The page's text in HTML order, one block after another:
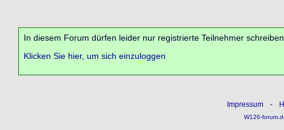
In diesem Forum dürfen leider nur registrierte Teilnehmer schreiben.
Klicken Sie hier, um sich einzuloggen
Impressum -
W126-